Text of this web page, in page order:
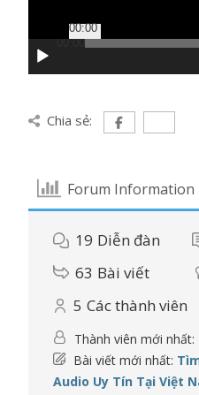
00:00
00:00
Chia sẻ:
Forum Information
19 Diễn đàn
63 Bài viết
5 Các thành viên
Thành viên mới nhất:
Bài viết mới nhất:
Audio Uy Tín Tại Việt